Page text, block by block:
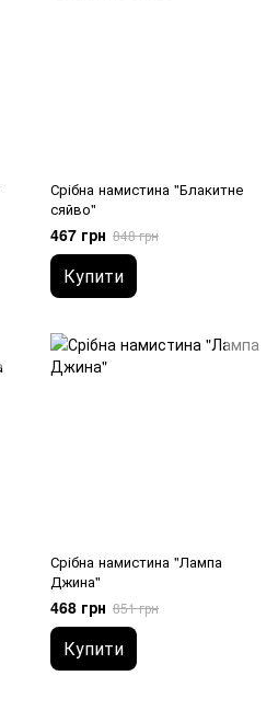
Срібна намистина "Блакитне
сяйво"
467 грн 848 грн
Купити
Срібна намистина "Лампа
Джина"
468 грн 851 грн
Купити